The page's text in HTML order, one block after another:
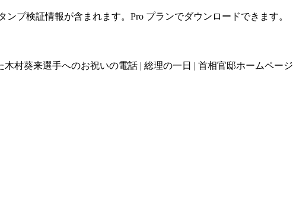
プ検証情報が含まれます。Pro プランでダウンロードできます。
村葵来選手へのお祝いの電話 | 総理の一日 | 首相官邸ホームページ